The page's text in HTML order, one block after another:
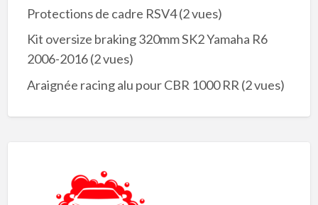
Protections de cadre RSV4(2 vues)
Kit oversize braking 320mm SK2 Yamaha R6
2006-2016(2 vues)
Araignée racing alu pour CBR 1000 RR (2 vues)